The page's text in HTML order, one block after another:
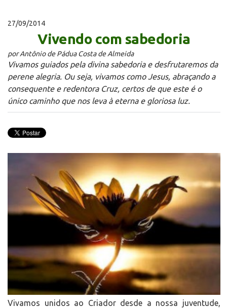
27/09/2014
Vivendo com sabedoria
por Antônio de Pádua Costa de Almeida
Vivamos guiados pela divina sabedoria e desfrutaremos da
perene alegria. Ou seja, vivamos como Jesus, abraçando a
consequente e redentora Cruz, certos de que este é o
único caminho que nos leva à eterna e gloriosa luz.
Vivamos unidos ao Criador desde a nossa juventude,